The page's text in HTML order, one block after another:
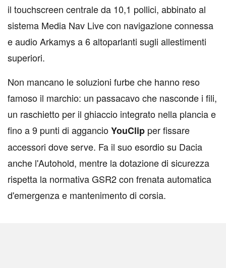
il touchscreen centrale da 10,1 pollici, abbinato al
sistema Media Nav Live con navigazione connessa
e audio Arkamys a 6 altoparlanti sugli allestimenti
superiori.
Non mancano le soluzioni furbe che hanno reso
famoso il marchio: un passacavo che nasconde i fili,
un raschietto per il ghiaccio integrato nella plancia e
fino a 9 punti di aggancioYouClip per fissare
accessori dove serve. Fa il suo esordio su Dacia
anche l'Autohold, mentre la dotazione di sicurezza
rispetta la normativa GSR2 con frenata automatica
d'emergenza e mantenimento di corsia.